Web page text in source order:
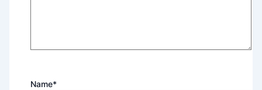
Name*